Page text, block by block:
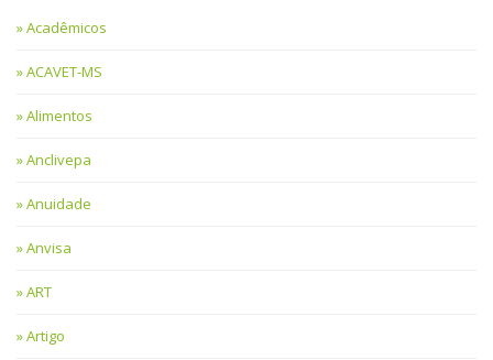
Acadêmicos
ACAVET-MS
Alimentos
Anclivepa
Anuidade
Anvisa
ART
Artigo